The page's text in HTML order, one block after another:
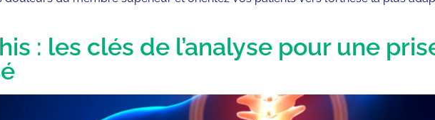
: les clés de l’analyse pour une